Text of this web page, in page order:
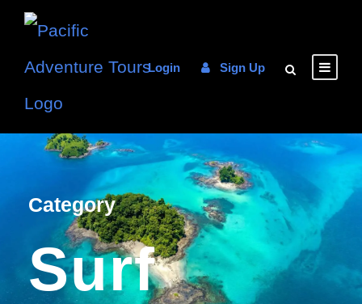
Login Sign Up
Category
Surf